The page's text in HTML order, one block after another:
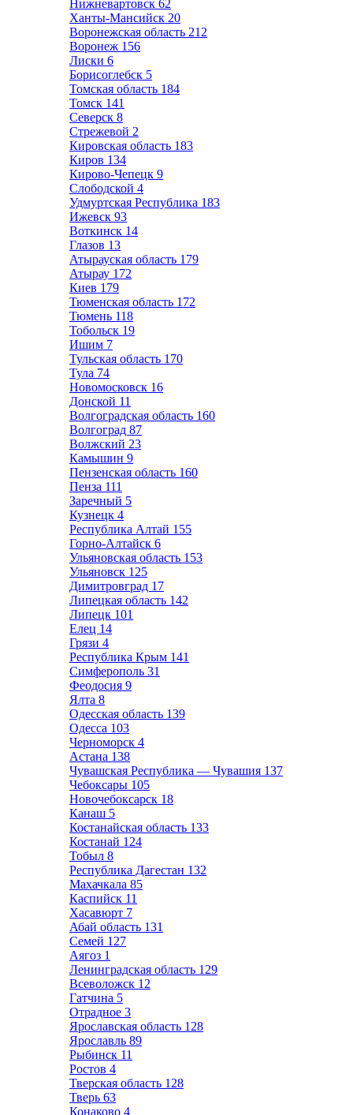
Нижневартовск 62
Ханты-Мансийск 20
Воронежская область 212
Воронеж 156
Лиски 6
Борисоглебск 5
Томская область 184
Томск 141
Северск 8
Стрежевой 2
Кировская область 183
Киров 134
Кирово-Чепецк 9
Слободской 4
Удмуртская Республика 183
Ижевск 93
Воткинск 14
Глазов 13
Атырауская область 179
Атырау 172
Киев 179
Тюменская область 172
Тюмень 118
Тобольск 19
Ишим 7
Тульская область 170
Тула 74
Новомосковск 16
Донской 11
Волгоградская область 160
Волгоград 87
Волжский 23
Камышин 9
Пензенская область 160
Пенза 111
Заречный 5
Кузнецк 4
Республика Алтай 155
Горно-Алтайск 6
Ульяновская область 153
Ульяновск 125
Димитровград 17
Липецкая область 142
Липецк 101
Елец 14
Грязи 4
Республика Крым 141
Симферополь 31
Феодосия 9
Ялта 8
Одесская область 139
Одесса 103
Черноморск 4
Астана 138
Чувашская Республика — Чувашия 137
Чебоксары 105
Новочебоксарск 18
Канаш 5
Костанайская область 133
Костанай 124
Тобыл 8
Республика Дагестан 132
Махачкала 85
Каспийск 11
Хасавюрт 7
Абай область 131
Семей 127
Аягоз 1
Ленинградская область 129
Всеволожск 12
Гатчина 5
Отрадное 3
Ярославская область 128
Ярославль 89
Рыбинск 11
Ростов 4
Тверская область 128
Тверь 63
Конаково 4